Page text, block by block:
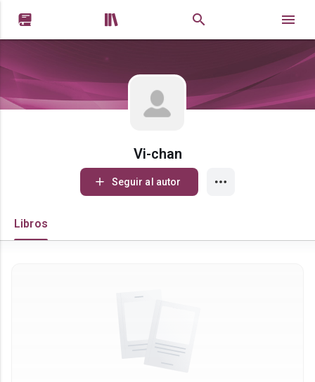
 
Vi-chan
Seguir al autor
Libros